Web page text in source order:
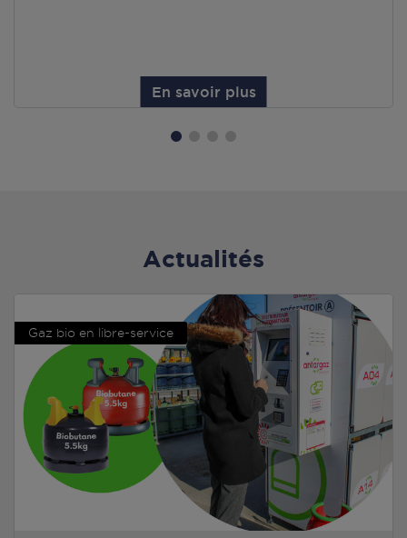
En savoir plus
Actualités
Gaz bio en libre-service